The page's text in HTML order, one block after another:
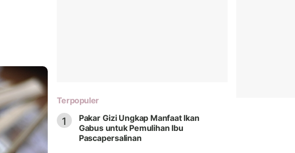
Terpopuler
1
Pakar Gizi Ungkap Manfaat Ikan
Gabus untuk Pemulihan Ibu
Pascapersalinan